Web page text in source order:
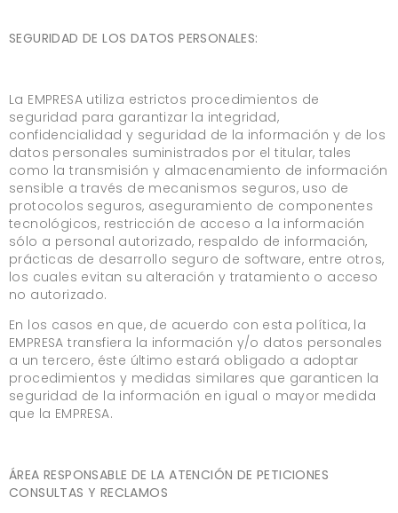
SEGURIDAD DE LOS DATOS PERSONALES:
La EMPRESA utiliza estrictos procedimientos de
seguridad para garantizar la integridad,
confidencialidad y seguridad de la información y de los
datos personales suministrados por el titular, tales
como la transmisión y almacenamiento de información
sensible a través de mecanismos seguros, uso de
protocolos seguros, aseguramiento de componentes
tecnológicos, restricción de acceso a la información
sólo a personal autorizado, respaldo de información,
prácticas de desarrollo seguro de software, entre otros,
los cuales evitan su alteración y tratamiento o acceso
no autorizado.
En los casos en que, de acuerdo con esta política, la
EMPRESA transfiera la información y/o datos personales
a un tercero, éste último estará obligado a adoptar
procedimientos y medidas similares que garanticen la
seguridad de la información en igual o mayor medida
que la EMPRESA.
ÁREA RESPONSABLE DE LA ATENCIÓN DE PETICIONES
CONSULTAS Y RECLAMOS